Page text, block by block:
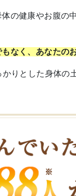
の健康やお腹の
なく、あなたの
りとした身体の